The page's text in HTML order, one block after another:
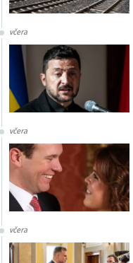
včera
včera
včera